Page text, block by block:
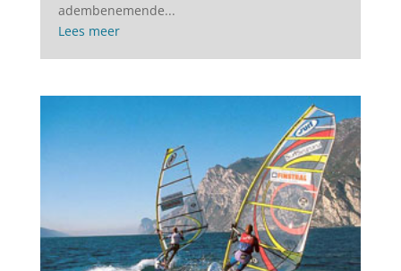
adembenemende...
Lees meer